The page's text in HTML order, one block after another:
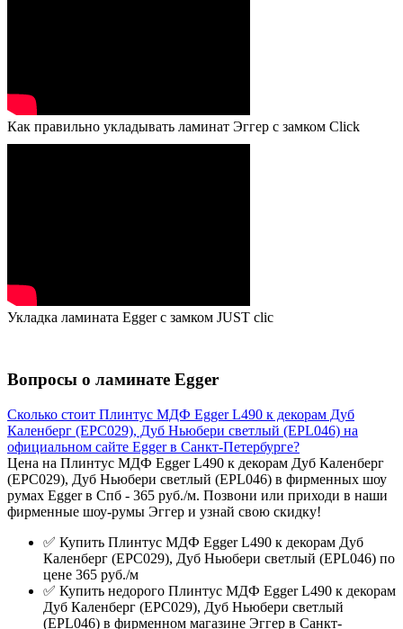
Как правильно укладывать ламинат Эггер с замком Click
Укладка ламината Egger с замком JUST clic
Вопросы о ламинате Egger
Сколько стоит Плинтус МДФ Egger L490 к декорам Дуб
Каленберг (EPC029), Дуб Ньюбери светлый (EPL046) на
официальном сайте Egger в Санкт-Петербурге?
Цена на Плинтус МДФ Egger L490 к декорам Дуб Каленберг
(EPC029), Дуб Ньюбери светлый (EPL046) в фирменных шоу
румах Egger в Спб - 365 руб./м. Позвони или приходи в наши
фирменные шоу-румы Эггер и узнай свою скидку!
✅ Купить Плинтус МДФ Egger L490 к декорам Дуб
Каленберг (EPC029), Дуб Ньюбери светлый (EPL046) по
цене 365 руб./м
✅ Купить недорого Плинтус МДФ Egger L490 к декорам
Дуб Каленберг (EPC029), Дуб Ньюбери светлый
(EPL046) в фирменном магазине Эггер в Санкт-